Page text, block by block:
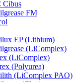
Cibus
FM
EP (Lithium)
(LiComplex)
(LiComplex)
(Polyurea)
(LiComplex PAO)